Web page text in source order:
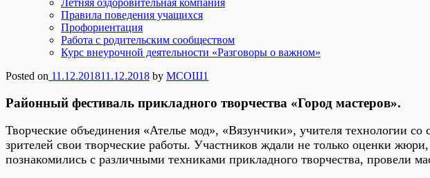
Летняя оздоровительная компания
Правила поведения учащихся
Профориентация
Работа с родительским сообществом
Курс внеурочной деятельности «Разговоры о важном»
Posted on 11.12.201811.12.2018 by МСОШ1
Районный фестиваль прикладного творчества «Город мастеров».
Творческие объединения «Ателье мод», «Вязунчики», учителя технологии
зрителей свои творческие работы. Участников ждали не только оценки
познакомились с различными техниками прикладного творчества, провели